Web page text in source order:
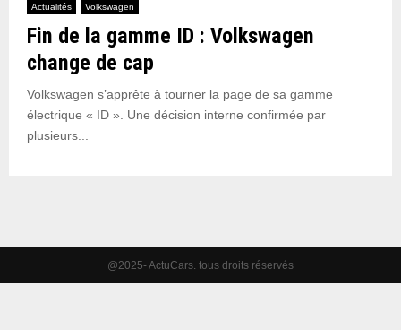
Actualités Volkswagen
Fin de la gamme ID : Volkswagen
change de cap
Volkswagen s’apprête à tourner la page de sa gamme
électrique « ID ». Une décision interne confirmée par
plusieurs...
@2025- ActuCars. tous droits réservés